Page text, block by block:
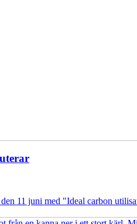
11 juni med "Ideal carbon